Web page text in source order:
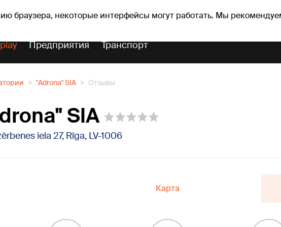
браузера, некоторые интерфейсы могут работать. Мы
Прогноз погоды Гороскопы
Предприятия Транспорт
"Adrona" SIA Отзывы
SIA
iela 27, Rīga, LV-1006
Карта